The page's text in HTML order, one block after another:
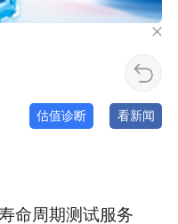
估值诊断 看新闻
命周期测试服务